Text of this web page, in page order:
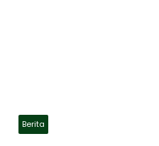
Berita